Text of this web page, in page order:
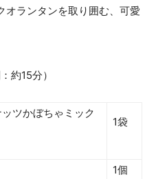
オランタンを取り囲む、可愛
約15分）
ツかぼちゃミック
1袋
1個